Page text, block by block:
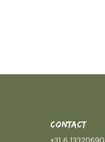
CONTACT